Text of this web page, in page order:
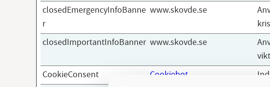
closedEmergencyInfoBanne
r
www.skovde.se
closedImportantInfoBanner www.skovde.se
CookieConsent
Cookiebot